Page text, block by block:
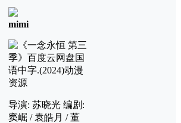
mimi
导演: 苏晓光 编剧:
窦崛 / 袁皓月 / 董